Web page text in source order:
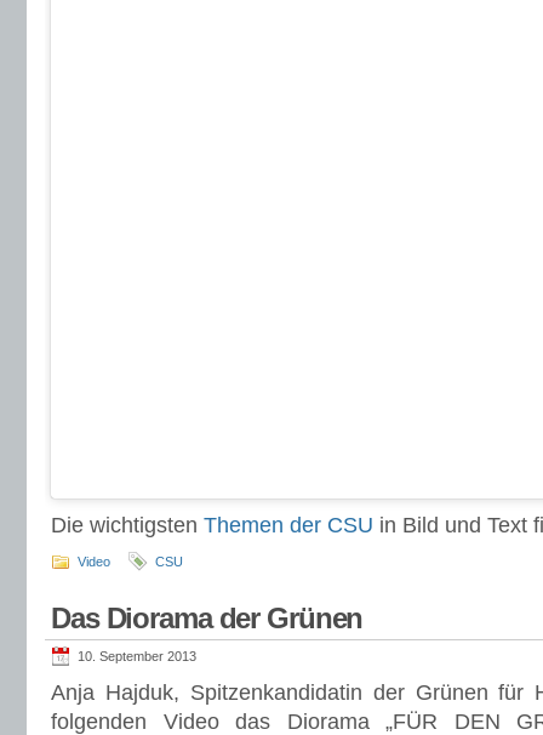
Die wichtigsten Themen der CSU in Bild und Text
Video CSU
Das Diorama der Grünen
10. September 2013
Anja Hajduk, Spitzenkandidatin der Grünen für
folgenden Video das Diorama „FÜR DEN